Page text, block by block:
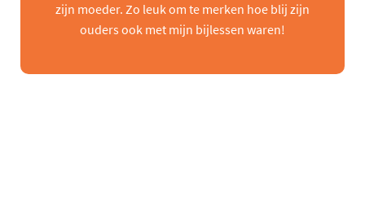
zijn moeder. Zo leuk om te merken hoe blij zijn
ouders ook met mijn bijlessen waren!